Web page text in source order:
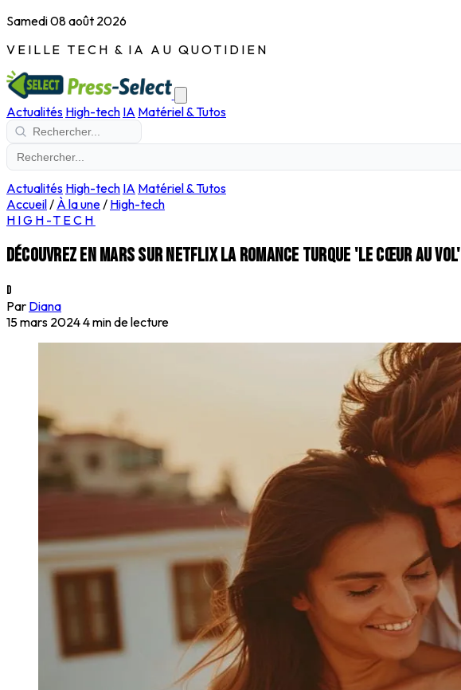
Samedi 08 août 2026
VEILLE TECH & IA AU QUOTIDIEN
Actualités High-tech IA Matériel & Tutos
Actualités High-tech IA Matériel & Tutos
Accueil/ À la une/ High-tech
HIGH-TECH
Découvrez en mars sur Netflix la romance turque 'Le cœur au vol'
D
Par Diana
15 mars 20244 min de lecture